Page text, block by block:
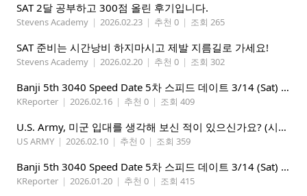
SAT 2달 공부하고 300점 올린 후기입니다.
Stevens Academy | 2026.02.23 | 추천 0 | 조회 265
SAT 준비는 시간낭비 하지마시고 제발 지름길로 가세요!
Stevens Academy | 2026.02.20 | 추천 0 | 조회 302
Banji 5th 3040 Speed Date 5차 스피드 데이트 3/14 (Sat) 5-8PM
KReporter | 2026.02.16 | 추천 0 | 조회 409
U.S. Army, 미군 입대를 생각해 보신 적이 있으신가요? (시애틀 미군 입대)
US ARMY | 2026.02.10 | 추천 0 | 조회 359
Banji 5th 3040 Speed Date 5차 스피드 데이트 3/14 (Sat) 5-8PM
KReporter | 2026.01.20 | 추천 0 | 조회 415